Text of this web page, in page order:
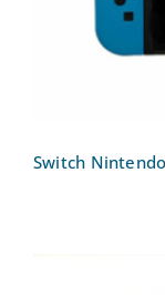
Switch